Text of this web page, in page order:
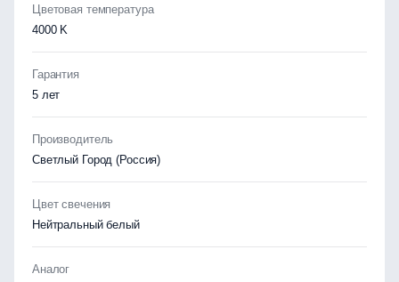
Цветовая температура
4000 K
Гарантия
5 лет
Производитель
Светлый Город (Россия)
Цвет свечения
Нейтральный белый
Аналог